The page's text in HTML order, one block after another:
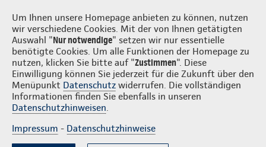
Um Ihnen unsere Homepage anbieten zu können, nutzen
wir verschiedene Cookies. Mit der von Ihnen getätigten
Auswahl "Nur notwendige" setzen wir nur essentielle
benötigte Cookies. Um alle Funktionen der Homepage zu
nutzen, klicken Sie bitte auf "Zustimmen". Diese
Einwilligung können Sie jederzeit für die Zukunft über den
Menüpunkt Datenschutz widerrufen. Die vollständigen
Informationen finden Sie ebenfalls in unseren
Datenschutzhinweisen.
Impressum - Datenschutzhinweise
Dirk Vollmer e.K. Login
Gute Gründe Tarife & Leistungen Wissenswertes Beratung &